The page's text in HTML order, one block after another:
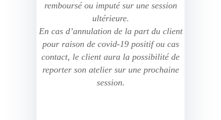
remboursé ou imputé sur une session
ultérieure.
En cas d’annulation de la part du client
pour raison de covid-19 positif ou cas
contact, le client aura la possibilité de
reporter son atelier sur une prochaine
session.